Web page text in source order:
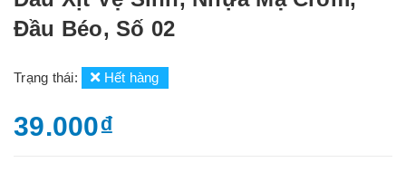
Đầu Béo, Số 02
Trạng thái: Hết hàng
39.000₫